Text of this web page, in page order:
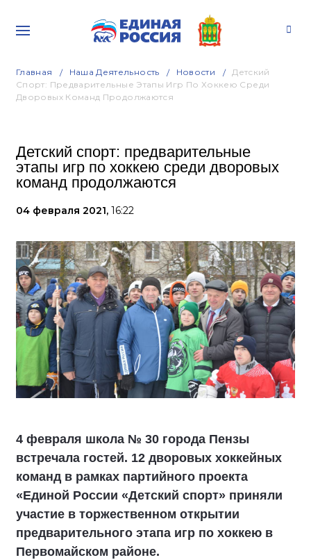
Главная Наша Деятельность Новости
Детский
Спорт: Предварительные Этапы Игр По Хоккею Среди
Дворовых Команд Продолжаются
Детский спорт: предварительные
этапы игр по хоккею среди дворовых
команд продолжаются
04 февраля 2021, 16:22
4 февраля школа № 30 города Пензы
встречала гостей. 12 дворовых хоккейных
команд в рамках партийного проекта
«Единой России «Детский спорт» приняли
участие в торжественном открытии
предварительного этапа игр по хоккею в
Первомайском районе.